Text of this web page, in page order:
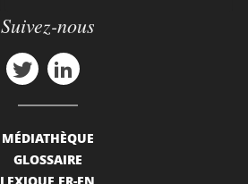
Suivez-nous
MÉDIATHÈQUE
GLOSSAIRE
LEXIQUE FR-EN